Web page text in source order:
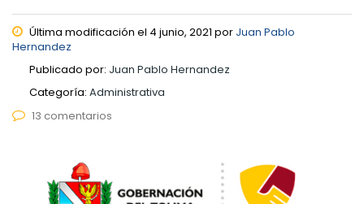
Última modificación el 4 junio, 2021 por Juan Pablo
Hernandez
Publicado por: Juan Pablo Hernandez
Categoría: Administrativa
13 comentarios